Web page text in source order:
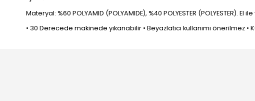
Materyal: %60 POLYAMID (POLYAMIDE), %40 POLYESTER (POLYESTER).
• 30 Derecede makinede yıkanabilir • Beyazlatıcı kullanımı önerilmez